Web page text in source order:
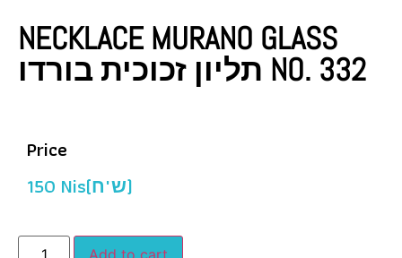
NECKLACE MURANO GLASS
תליון זכוכית בורדו NO. 332
Price
150
Nis(ש"ח)